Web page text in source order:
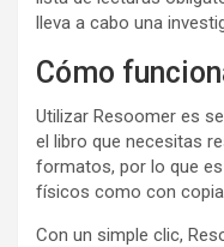
lleva a cabo una
Cómo
Utilizar Resoomer es
el libro que necesitas
formatos, por lo que
físicos como con
Con un simple clic,